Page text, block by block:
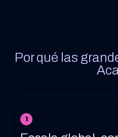
Por qué las
1